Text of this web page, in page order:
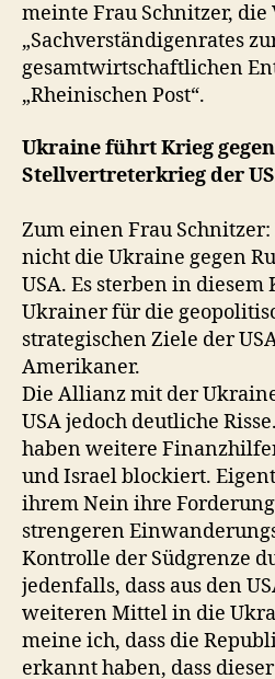
meinte Frau Schnitzer, die
„Sachverständigenrates
gesamtwirtschaftlichen
„Rheinischen Post“.
Ukraine führt Krieg
Stellvertreterkrieg der
Zum einen Frau
nicht die Ukraine gegen
USA. Es sterben in
Ukrainer für die
strategischen Ziele der
Amerikaner.
Die Allianz mit der
USA jedoch deutliche
haben weitere
und Israel blockiert.
ihrem Nein ihre
strengeren
Kontrolle der Südgrenze
jedenfalls, dass aus den
weiteren Mittel in die
meine ich, dass die
erkannt haben, dass